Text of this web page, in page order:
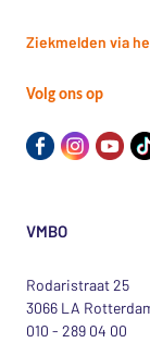
Ziekmelden via
Volg ons op
VMBO
Rodaristraat 25
3066 LA
010 - 289 04 00